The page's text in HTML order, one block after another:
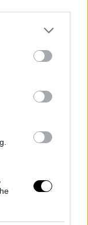
φωταγωγοί, οι
και στους